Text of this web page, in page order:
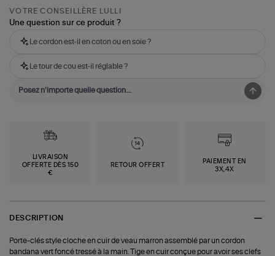
VOTRE CONSEILLÈRE LULLI
Une question sur ce produit ?
Le cordon est-il en coton ou en soie ?
Le tour de cou est-il réglable ?
LIVRAISON
OFFERTE DÈS 150
€
RETOUR OFFERT
PAIEMENT EN
3X,4X
DESCRIPTION
Porte-clés style cloche en cuir de veau marron assemblé par un cordon
bandana vert foncé tressé à la main. Tige en cuir conçue pour avoir ses clefs